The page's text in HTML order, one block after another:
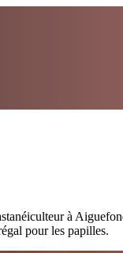
à
pour les papilles.